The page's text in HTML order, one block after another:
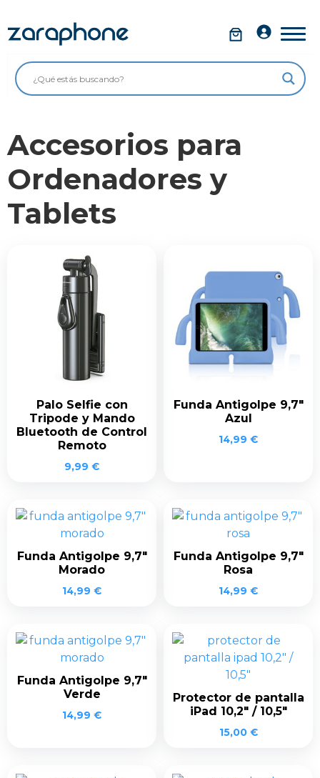
al
contenido
Accesorios para
Ordenadores y
Tablets
Palo Selfie con
Tripode y Mando
Bluetooth de Control
Remoto
9,99 €
Funda Antigolpe 9,7″
Azul
14,99 €
Funda Antigolpe 9,7″
Morado
14,99 €
Funda Antigolpe 9,7″
Rosa
14,99 €
Funda Antigolpe 9,7″
Verde
14,99 €
Protector de pantalla
iPad 10,2″ / 10,5″
15,00 €
Móviles
Impolutos
Tablets
Ordenadores
Audio
Garantía Zaraphone